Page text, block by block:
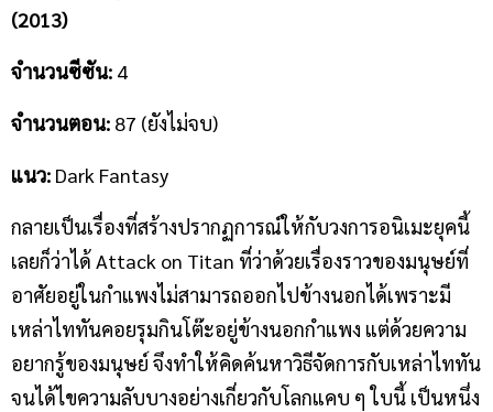
(2013)
จำนวนซีซัน: 4
จำนวนตอน: 87 (ยังไม่จบ)
แนว: Dark Fantasy
กลายเป็นเรื่องที่สร้างปรากฏการณ์ให้กับวงการอนิเมะยุคนี้
เลยก็ว่าได้ Attack on Titan ที่ว่าด้วยเรื่องราวของมนุษย์ที่
อาศัยอยู่ในกำแพงไม่สามารถออกไปข้างนอกได้เพราะมี
เหล่าไททันคอยรุมกินโต๊ะอยู่ข้างนอกกำแพง แต่ด้วยความ
อยากรู้ของมนุษย์ จึงทำให้คิดค้นหาวิธีจัดการกับเหล่าไททัน
จนได้ไขความลับบางอย่างเกี่ยวกับโลกแคบ ๆ ใบนี้ เป็นหนึ่ง